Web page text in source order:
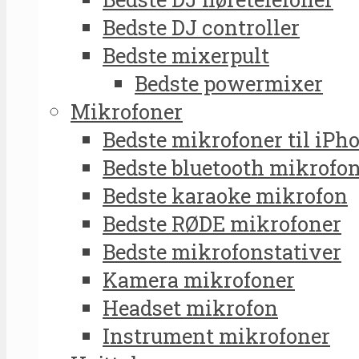
Bedste DJ controller
Bedste mixerpult
Bedste powermixer
Mikrofoner
Bedste mikrofoner til
Bedste bluetooth
Bedste karaoke mikrofon
Bedste RØDE mikrofoner
Bedste mikrofonstativer
Kamera mikrofoner
Headset mikrofon
Instrument mikrofoner